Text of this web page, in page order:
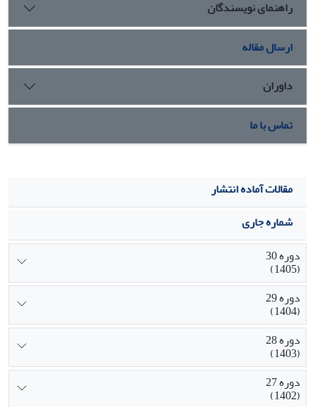
تحقیق می‌توانند چارچوبی برای سنجش مدیریت پیچیدگی در
اختیار داشته باشند و به کارشناسان صنعت اجازه می‌دهد اقدام
به اولویت‌بندی و تخصیص کارآمد منابع محدود خود در پروژه‌‌های
پیچیده نمایند.
راهنمای نویسندگان
ارسال مقاله
داوران
تماس با ما
مقالات آماده انتشار
شماره جاری
دوره 30
(1405)
دوره 29
(1404)
دوره 28
(1403)
دوره 27
(1402)